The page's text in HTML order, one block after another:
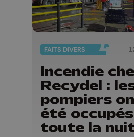
FAITS DIVERS
Incendie
Recydel :
pompiers
été occupés
toute la